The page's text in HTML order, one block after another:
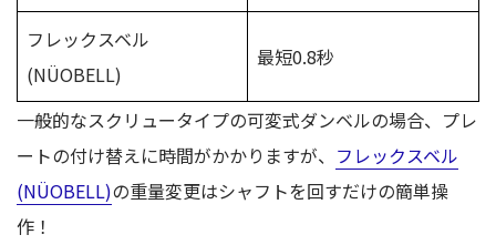
フレックスベル
(NÜOBELL)
最短0.8秒
一般的なスクリュータイプの可変式ダンベルの場合、プレ
ートの付け替えに時間がかかりますが、 フレックスベル
(NÜOBELL)の重量変更はシャフトを回すだけの簡単操
作！